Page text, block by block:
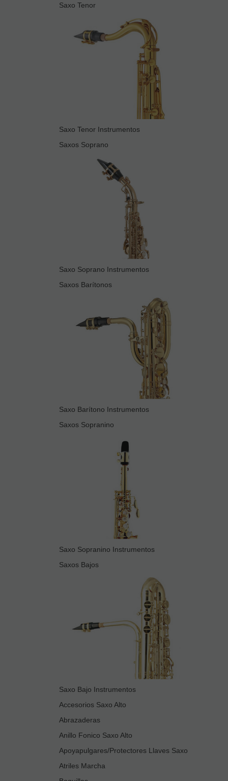
Saxo Tenor
Saxo Tenor Instrumentos
Saxos Soprano
Saxo Soprano Instrumentos
Saxos Barítonos
Saxo Barítono Instrumentos
Saxos Sopranino
Saxo Sopranino Instrumentos
Saxos Bajos
Saxo Bajo Instrumentos
Accesorios Saxo Alto
Abrazaderas
Anillo Fonico Saxo Alto
Apoyapulgares/Protectores Llaves Saxo
Atriles Marcha